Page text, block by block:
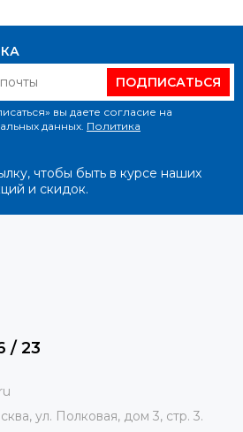
ПОДПИСАТЬСЯ
вы даете согласие на
данных. Политика
чтобы быть в курсе наших
и скидок.
/ 23
ул. Полковая, дом 3, стр. 3.